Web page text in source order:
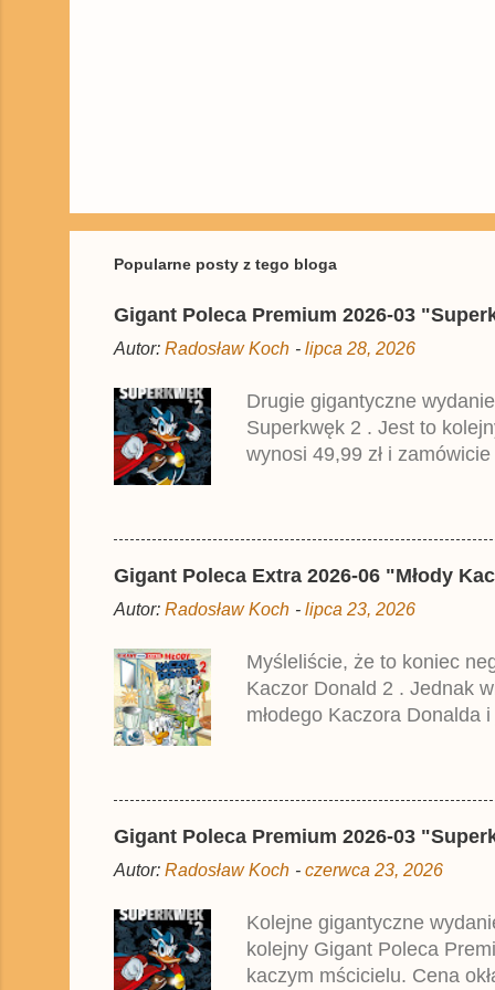
Popularne posty z tego bloga
Gigant Poleca Premium 2026-03
Autor: Radosław Koch - lipca 28, 2026
Drugie gigantyczne
Superkwęk 2 . Jest to
wynosi 49,99 zł i
Gigant Poleca Extra 2026-06 "Młody
Autor: Radosław Koch - lipca 23, 2026
Myśleliście, że to koniec
Kaczor Donald 2 . Jednak
młodego Kaczora Donalda
Gigant Poleca Premium 2026-03
Autor: Radosław Koch - czerwca 23, 2026
Kolejne gigantyczne
kolejny Gigant Poleca
kaczym mścicielu. Cena